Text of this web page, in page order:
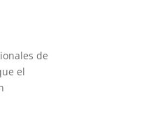
de
el